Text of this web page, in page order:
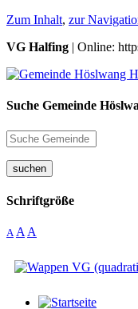
Zum Inhalt, zur
VG Halfing | Online:
Suche Gemeinde
suchen
Schriftgröße
A A A